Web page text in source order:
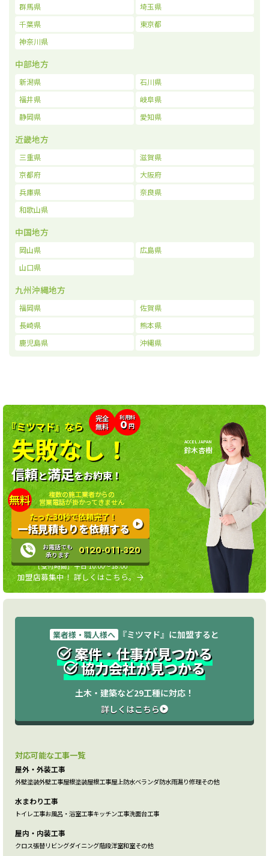
群馬県
埼玉県
千葉県
東京都
神奈川県
中部地方
新潟県
石川県
福井県
岐阜県
静岡県
愛知県
近畿地方
三重県
滋賀県
京都府
大阪府
兵庫県
奈良県
和歌山県
中国地方
岡山県
広島県
山口県
九州沖縄地方
福岡県
佐賀県
長崎県
熊本県
鹿児島県
沖縄県
完全
無料
利用料
0円
『ミツマド』なら
失敗なし！
信頼と満足をお約束！
無料
複数の施工業者からの
営業電話が掛かってきません
たった30秒で依頼完了！
一括見積もりを依頼する
お電話でも
承ります
0120-011-320
［受付時間］平日 10:00〜18:00
加盟店募集中！ 詳しくはこちら。
ACCEL JAPAN
鈴木杏樹
業者様・職人様へ 『ミツマド』に加盟すると
案件・仕事が見つかる
協力会社が見つかる
土木・建築など29工種に対応！
詳しくはこちら
対応可能な工事一覧
屋外・外装工事
外壁塗装外壁工事屋根塗装屋根工事屋上防水ベランダ防水雨漏り修理その他
水まわり工事
トイレ工事お風呂・浴室工事キッチン工事洗面台工事
屋内・内装工事
クロス張替リビングダイニング階段洋室和室その他